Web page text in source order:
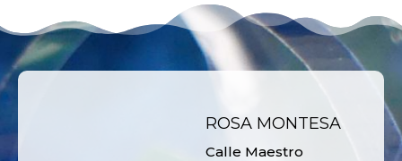
ROSA MONTESA
Calle Maestro